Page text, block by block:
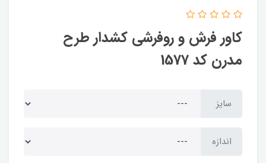
کاور فرش و روفرشی کشدار طرح
مدرن کد 1577
سایز
اندازه